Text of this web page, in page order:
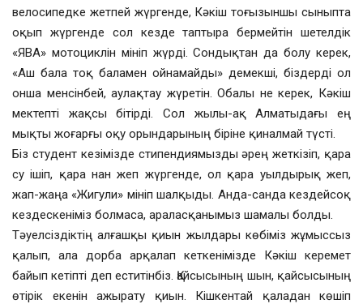
велосипедке жетпей жүргенде, Кәкіш тоғызыншы сыныпта
оқып жүргенде сол кезде таптыра бермейтін шетелдік
«ЯВА» мотоциклін мініп жүрді. Сондықтан да болу керек,
«Аш бала тоқ баламен ойнамайды» демекші, біздерді ол
онша менсінбей, аулақтау жүретін. Обалы не керек, Кәкіш
мектепті жақсы бітірді. Сол жылы-ақ Алматыдағы ең
мықты жоғарғы оқу орындарының біріне қиналмай түсті.
Біз студент кезімізде стипендиямызды әрең жеткізіп, қара
су ішіп, қара нан жеп жүргенде, ол қара уылдырық жеп,
жап-жаңа «Жигули» мініп шалқыды. Анда-санда кездейсоқ
кездескеніміз болмаса, араласқанымыз шамалы болды.
Тәуелсіздіктің алғашқы қиын жылдары көбіміз жұмыссыз
қалып, ала дорба арқалап кеткенімізде Кәкіш керемет
байып кетіпті деп еститінбіз. Қайсысының шын, қайсысының
өтірік екенін ажырату қиын. Кішкентай қаладан көшіп